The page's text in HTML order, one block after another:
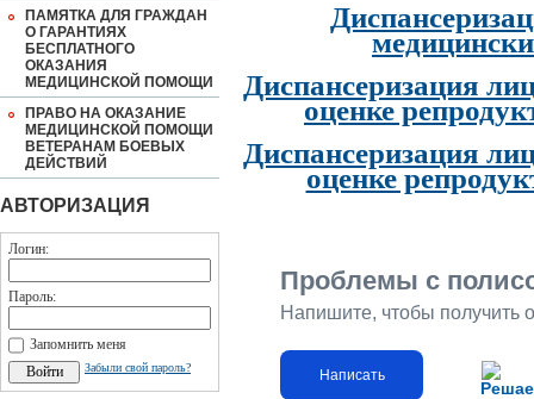
ПАМЯТКА ДЛЯ ГРАЖДАН
О ГАРАНТИЯХ
БЕСПЛАТНОГО
ОКАЗАНИЯ
МЕДИЦИНСКОЙ ПОМОЩИ
ПРАВО НА ОКАЗАНИЕ
МЕДИЦИНСКОЙ ПОМОЩИ
ВЕТЕРАНАМ БОЕВЫХ
ДЕЙСТВИЙ
АВТОРИЗАЦИЯ
Логин:
Пароль:
Запомнить меня
Забыли свой пароль?
Диспансеризация
оценке
Диспансеризация
оценке
Проблемы с
Напишите, чтобы получить
Написать